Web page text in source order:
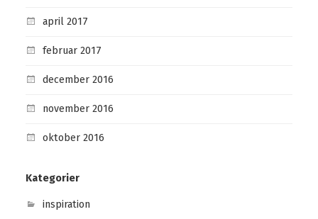
april 2017
februar 2017
december 2016
november 2016
oktober 2016
Kategorier
inspiration